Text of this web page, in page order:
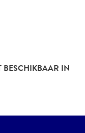
BESCHIKBAAR IN